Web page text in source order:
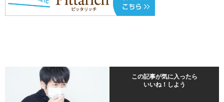
この記事が気に入ったら
いいね！しよう